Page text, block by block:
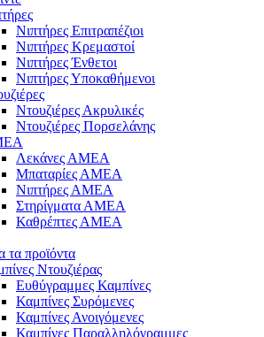
Νιπτήρες Επιτραπέζιοι
Νιπτήρες Κρεμαστοί
Νιπτήρες Ένθετοι
Νιπτήρες Υποκαθήμενοι
Ντουζιέρες Ακρυλικές
Ντουζιέρες Πορσελάνης
Λεκάνες ΑΜΕΑ
Μπαταρίες ΑΜΕΑ
Νιπτήρες ΑΜΕΑ
Στηρίγματα ΑΜΕΑ
Καθρέπτες ΑΜΕΑ
τα προϊόντα
Ντουζιέρας
Ευθύγραμμες Καμπίνες
Καμπίνες Συρόμενες
Καμπίνες Ανοιγόμενες
Καμπίνες Παραλληλόγραμμες